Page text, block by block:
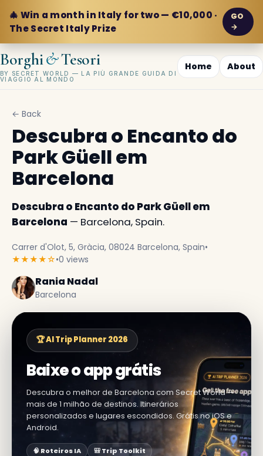
🎄 Win a month in Italy for two — €10,000 ·
The Secret Italy Prize
GO
→
Borghi&Tesori
BY SECRET WORLD — LA PIÙ GRANDE GUIDA DI
VIAGGIO AL MONDO
Home About
← Back
Descubra o Encanto do
Park Güell em
Barcelona
Descubra o Encanto do Park Güell em
Barcelona — Barcelona, Spain.
Carrer d'Olot, 5, Gràcia, 08024 Barcelona, Spain•
★★★★☆•0 views
Rania Nadal
Barcelona
🏆 AI Trip Planner 2026
Baixe o app grátis
Descubra o melhor de Barcelona com Secret World —
mais de 1 milhão de destinos. Itinerários
personalizados e lugares escondidos. Grátis no iOS e
Android.
🧠 Roteiros IA
🎒 Trip Toolkit